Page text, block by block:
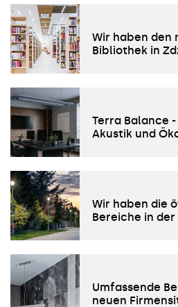
Wir haben den
Bibliothek in
Terra Balance
Akustik und
Wir haben die
Bereiche in
Umfassende
neuen